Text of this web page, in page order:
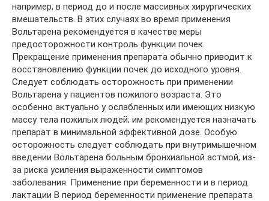
например, в период до и после массивных хирургических
вмешательств. В этих случаях во время применения
Вольтарена рекомендуется в качестве меры
предосторожности контроль функции почек.
Прекращение применения препарата обычно приводит к
восстановлению функции почек до исходного уровня.
Следует соблюдать осторожность при применении
Вольтарена у пациентов пожилого возраста. Это
особенно актуально у ослабленных или имеющих низкую
массу тела пожилых людей; им рекомендуется назначать
препарат в минимальной эффективной дозе. Особую
осторожность следует соблюдать при внутримышечном
введении Вольтарена больным бронхиальной астмой, из-
за риска усиления выраженности симптомов
заболевания. Применение при беременности и в период
лактации В период беременности применение препарата